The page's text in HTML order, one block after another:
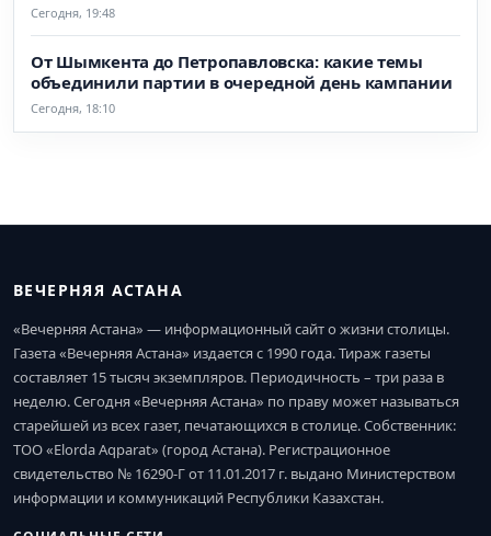
Сегодня, 19:48
От Шымкента до Петропавловска: какие темы
объединили партии в очередной день кампании
Сегодня, 18:10
ВЕЧЕРНЯЯ АСТАНА
«Вечерняя Астана» — информационный сайт о жизни столицы.
Газета «Вечерняя Астана» издается с 1990 года. Тираж газеты
составляет 15 тысяч экземпляров. Периодичность – три раза в
неделю. Сегодня «Вечерняя Астана» по праву может называться
старейшей из всех газет, печатающихся в столице. Собственник:
ТОО «Elorda Aqparat» (город Астана). Регистрационное
свидетельство № 16290-Г от 11.01.2017 г. выдано Министерством
информации и коммуникаций Республики Казахстан.